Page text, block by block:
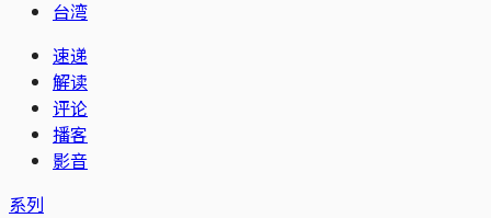
台湾
速递
解读
评论
播客
影音
系列